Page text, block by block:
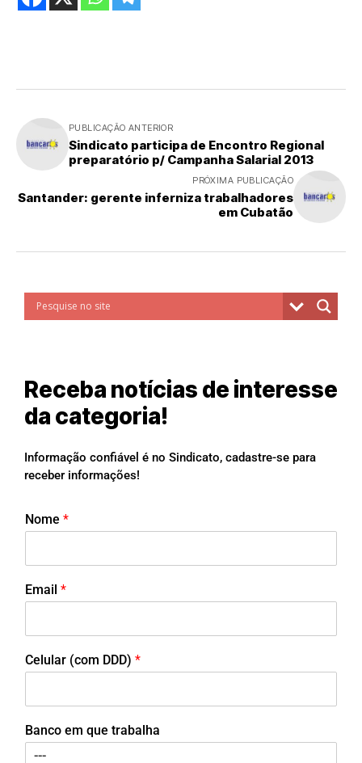
PUBLICAÇÃO ANTERIOR
Sindicato participa de Encontro Regional
preparatório p/ Campanha Salarial 2013
PRÓXIMA PUBLICAÇÃO
Santander: gerente inferniza trabalhadores
em Cubatão
Receba notícias de interesse
da categoria!
Informação confiável é no Sindicato, cadastre-se para
receber informações!
Nome *
Email *
Celular (com DDD) *
Banco em que trabalha